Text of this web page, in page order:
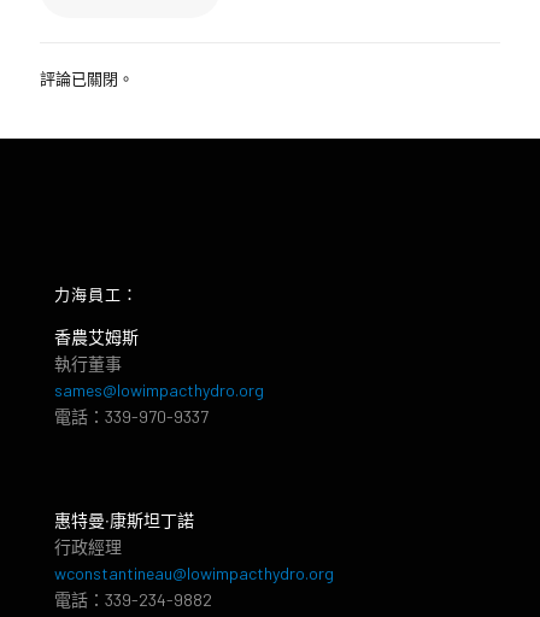
評論已關閉。
力海員工：
香農艾姆斯
執行董事
sames@lowimpacthydro.org
電話：339-970-9337
惠特曼‧康斯坦丁諾
行政經理
wconstantineau@lowimpacthydro.org
電話：339-234-9882